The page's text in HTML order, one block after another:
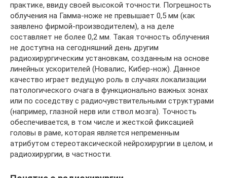
практике, ввиду своей высокой точности. Погрешность
облучения на Гамма-ноже не превышает 0,5 мм (как
заявлено фирмой-производителем), а на деле
составляет не более 0,2 мм. Такая точность облучения
не доступна на сегодняшний день другим
радиохирургическим установкам, созданным на основе
линейных ускорителей (Новалис, Кибер-нож). Данное
качество играет ведущую роль в случаях локализации
патологического очага в функционально важных зонах
или по соседству с радиочувствительными структурами
(например, глазной нерв или ствол мозга). Точность
обеспечивается, в том числе и жесткой фиксацией
головы в раме, которая является непременным
атрибутом стереотаксической нейрохирургии в целом, и
радиохирургии, в частности.